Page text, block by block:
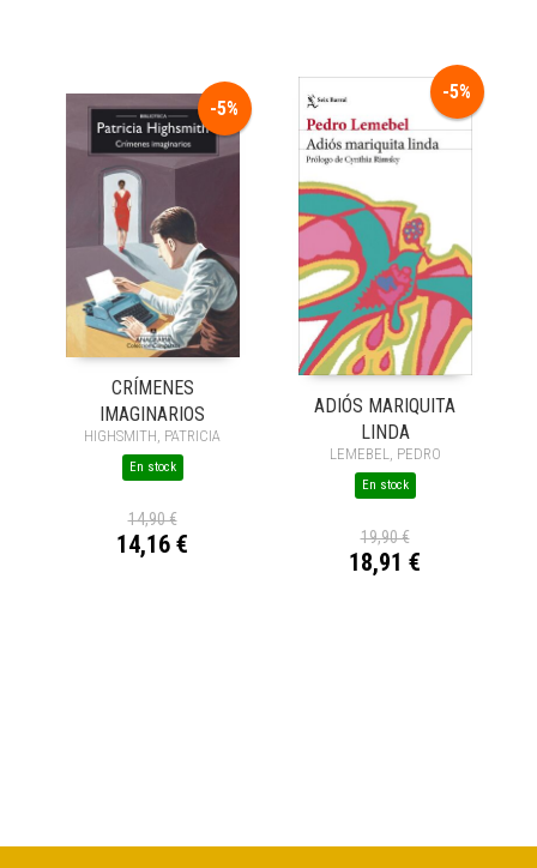
-5%
CRÍMENES
IMAGINARIOS
HIGHSMITH, PATRICIA
En stock
14,90 €
14,16 €
-5%
ADIÓS MARIQUITA
LINDA
LEMEBEL, PEDRO
En stock
19,90 €
18,91 €